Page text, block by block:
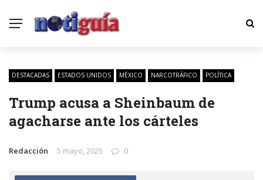
DESTACADAS ESTADOS UNIDOS MÉXICO NARCOTRÁFICO POLÍTICA
Trump acusa a Sheinbaum de
agacharse ante los cárteles
Redacción 5 mayo, 2025 0